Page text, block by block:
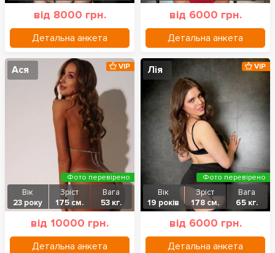
від 8000 грн.
Детальна анкета
від 6000 грн.
Детальна анкета
Ася
Вік
23 року
Зріст
175 см.
Вага
53 кг.
від 10000 грн.
Детальна анкета
VIP
Фото перевірено
Лія
Вік
19 років
Зріст
178 см.
Вага
65 кг.
від 6000 грн.
Детальна анкета
VIP
Фото перевірено